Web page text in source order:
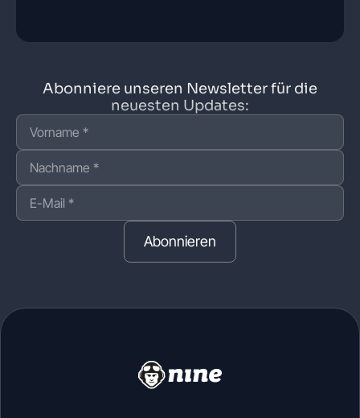
Abonniere unseren Newsletter für die
neuesten Updates:
Abonnieren